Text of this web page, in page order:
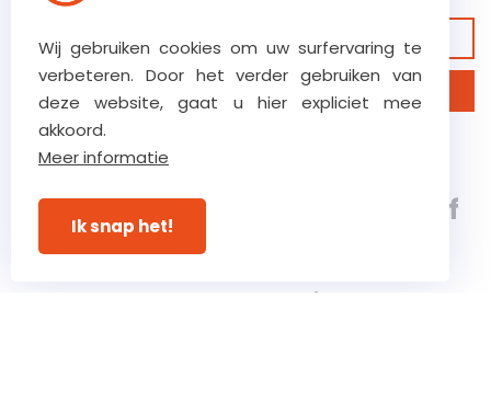
Bekijk onze garanties
Ontdek ons bedrijf
Verstraete.team, een 5e
generatie, klasse 8 bouwbedrijf
gespecialiseerd in complexe
bouw-, renovatie- en
Wij gebruiken cookies om uw surfervaring te
verbeteren. Door het verder gebruiken van
deze website, gaat u hier expliciet mee
akkoord.
Meer informatie
Ik snap het!